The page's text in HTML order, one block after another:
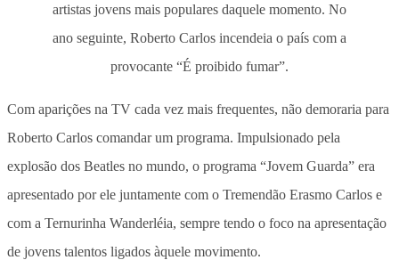
artistas jovens mais populares daquele momento. No
ano seguinte, Roberto Carlos incendeia o país com a
provocante “É proibido fumar”.
Com aparições na TV cada vez mais frequentes, não demoraria para
Roberto Carlos comandar um programa. Impulsionado pela
explosão dos Beatles no mundo, o programa “Jovem Guarda” era
apresentado por ele juntamente com o Tremendão Erasmo Carlos e
com a Ternurinha Wanderléia, sempre tendo o foco na apresentação
de jovens talentos ligados àquele movimento.